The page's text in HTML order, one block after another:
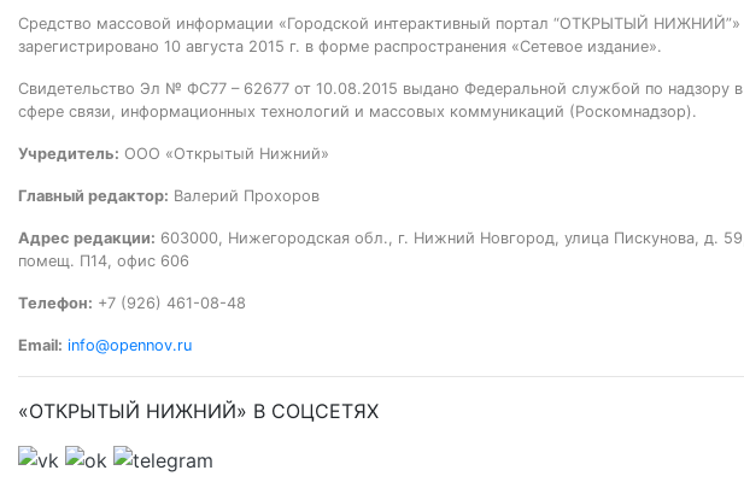
Средство массовой информации «Городской интерактивный портал “ОТКРЫТЫЙ НИЖНИЙ”»
зарегистрировано 10 августа 2015 г. в форме распространения «Сетевое издание».
Свидетельство Эл № ФС77 – 62677 от 10.08.2015 выдано Федеральной службой по надзору в
сфере связи, информационных технологий и массовых коммуникаций (Роскомнадзор).
Учредитель: ООО «Открытый Нижний»
Главный редактор: Валерий Прохоров
Адрес редакции: 603000, Нижегородская обл., г. Нижний Новгород, улица Пискунова, д. 59,
помещ. П14, офис 606
Телефон: +7 (926) 461-08-48
Email: info@opennov.ru
«ОТКРЫТЫЙ НИЖНИЙ» В СОЦСЕТЯХ